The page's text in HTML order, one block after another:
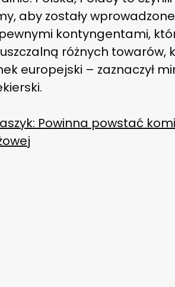
aby zostały
kontyngentami,
różnych towarów,
europejski – zaznaczył
Powinna powstać